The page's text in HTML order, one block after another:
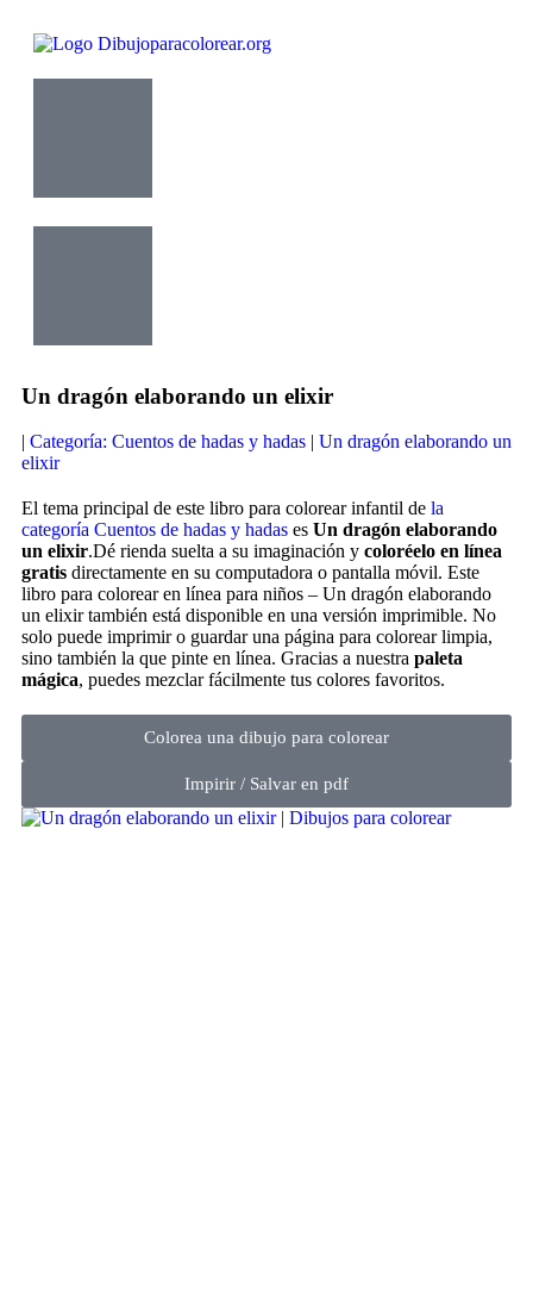
Un dragón elaborando un elixir
| Categoría: Cuentos de hadas y hadas | Un dragón elaborando un
elixir
El tema principal de este libro para colorear infantil de la
categoría Cuentos de hadas y hadas es Un dragón elaborando
un elixir.Dé rienda suelta a su imaginación y coloréelo en línea
gratis directamente en su computadora o pantalla móvil. Este
libro para colorear en línea para niños – Un dragón elaborando
un elixir también está disponible en una versión imprimible. No
solo puede imprimir o guardar una página para colorear limpia,
sino también la que pinte en línea. Gracias a nuestra paleta
mágica, puedes mezclar fácilmente tus colores favoritos.
Colorea una dibujo para colorear
Impirir / Salvar en pdf